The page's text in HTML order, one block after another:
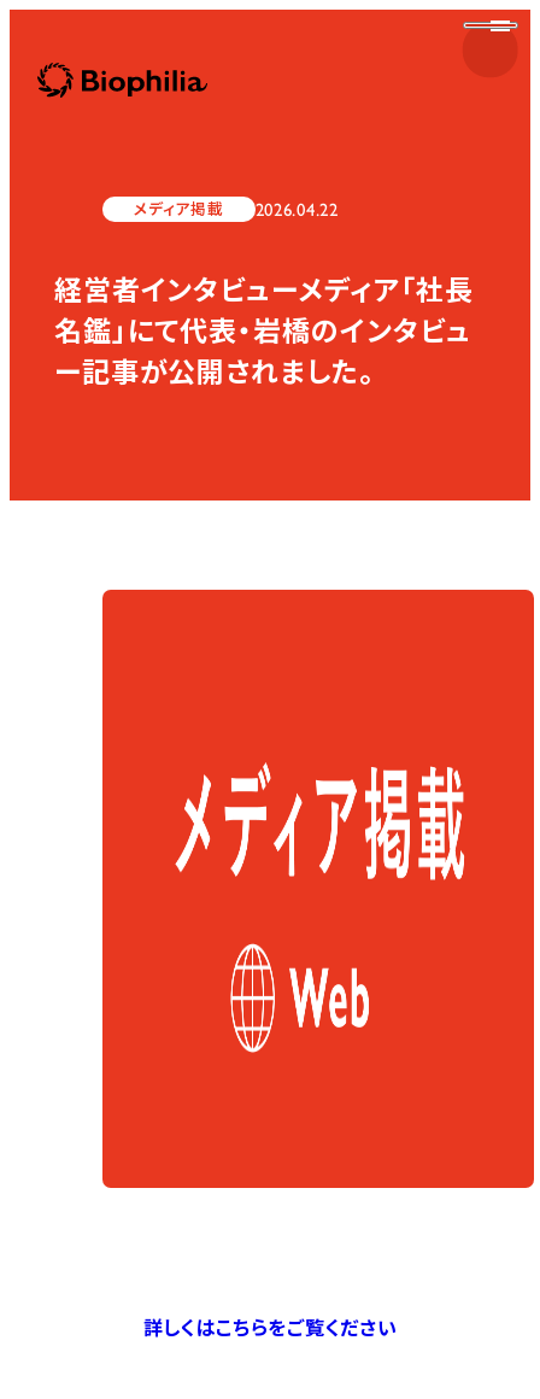
Biophilia
Biophilia
メディア掲載 2026.04.22
経営者インタビューメディア「社長
名鑑」にて代表・岩橋のインタビュ
ー記事が公開されました。
詳しくはこちらをご覧ください